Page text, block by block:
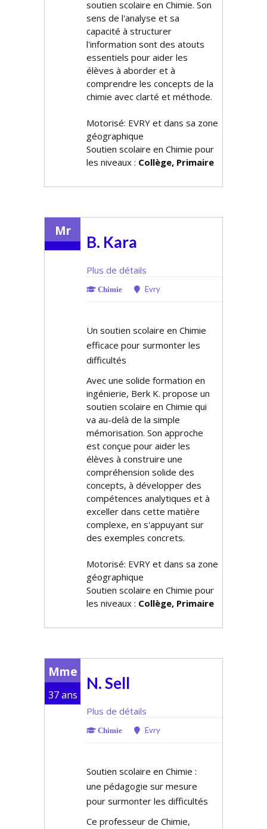
soutien scolaire en Chimie. Son
sens de l'analyse et sa
capacité à structurer
l'information sont des atouts
essentiels pour aider les
élèves à aborder et à
comprendre les concepts de la
chimie avec clarté et méthode.
Motorisé: EVRY et dans sa zone
géographique
Soutien scolaire en Chimie pour
les niveaux : Collège, Primaire
Mr
B. Kara
Plus de détails
Chimie Evry
Un soutien scolaire en Chimie
efficace pour surmonter les
difficultés
Avec une solide formation en
ingénierie, Berk K. propose un
soutien scolaire en Chimie qui
va au-delà de la simple
mémorisation. Son approche
est conçue pour aider les
élèves à construire une
compréhension solide des
concepts, à développer des
compétences analytiques et à
exceller dans cette matière
complexe, en s'appuyant sur
des exemples concrets.
Motorisé: EVRY et dans sa zone
géographique
Soutien scolaire en Chimie pour
les niveaux : Collège, Primaire
Mme
37 ans
N. Sell
Plus de détails
Chimie Evry
Soutien scolaire en Chimie :
une pédagogie sur mesure
pour surmonter les difficultés
Ce professeur de Chimie,